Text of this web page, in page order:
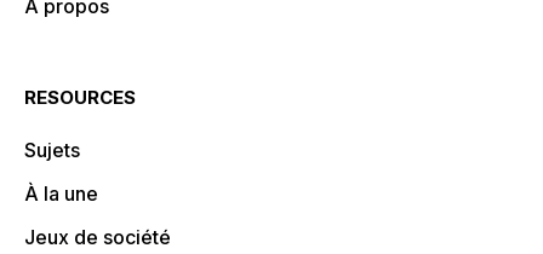
À propos
RESOURCES
Sujets
À la une
Jeux de société